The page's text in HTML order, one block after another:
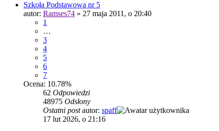
Szkoła Podstawowa nr 5
autor: Ramses74 » 27 maja 2011, o 20:40
1
…
3
4
5
6
7
Ocena: 10.78%
62 Odpowiedzi
48975 Odsłony
Ostatni postautor: spaff
17 lut 2026, o 21:16